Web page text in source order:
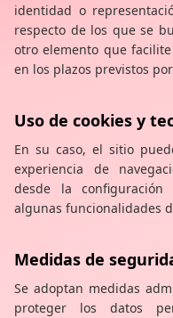
identidad o
respecto de los que se
otro elemento que
en los plazos previstos por
Uso de cookies y
En su caso, el sitio
experiencia de
desde la
algunas funcionalidades
Medidas de
Se adoptan medidas
proteger los datos